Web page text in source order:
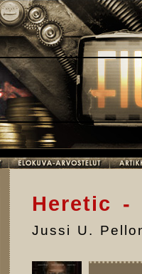
Heretic -
Jussi U.